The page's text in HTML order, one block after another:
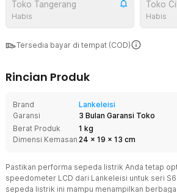
Toko Tangerang
Habis
Toko
Habis
Tersedia bayar di tempat (COD)
Rincian Produk
Brand
Lankeleisi
Garansi
3 Bulan Garansi Toko
Berat Produk
1 kg
Dimensi Kemasan 24 x 19 x 13 cm
Pastikan performa sepeda listrik Anda tetap
speedometer LCD dari Lankeleisi untuk seri
sepeda listrik ini mampu menampilkan